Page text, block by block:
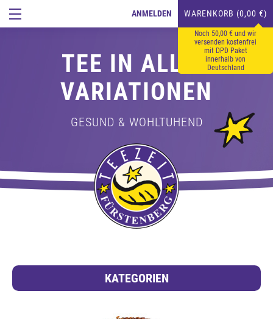
ANMELDEN WARENKORB (0,00 €)
Noch 50,00 € und wir
versenden kostenfrei
mit DPD Paket
innerhalb von
Deutschland
TEE IN ALLEN
VARIATIONEN
GESUND & WOHLTUHEND
KATEGORIEN